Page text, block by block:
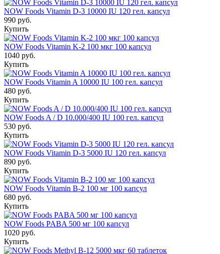
NOW Foods Vitamin D-3 10000 IU 120 гел. капсул
990 руб.
Купить
NOW Foods Vitamin K-2 100 мкг 100 капсул
1040 руб.
Купить
NOW Foods Vitamin A 10000 IU 100 гел. капсул
480 руб.
Купить
NOW Foods A / D 10.000/400 IU 100 гел. капсул
530 руб.
Купить
NOW Foods Vitamin D-3 5000 IU 120 гел. капсул
890 руб.
Купить
NOW Foods Vitamin B-2 100 мг 100 капсул
680 руб.
Купить
NOW Foods PABA 500 мг 100 капсул
1020 руб.
Купить